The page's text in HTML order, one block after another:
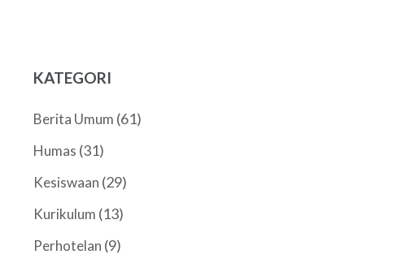
KATEGORI
Berita Umum (61)
Humas (31)
Kesiswaan (29)
Kurikulum (13)
Perhotelan (9)